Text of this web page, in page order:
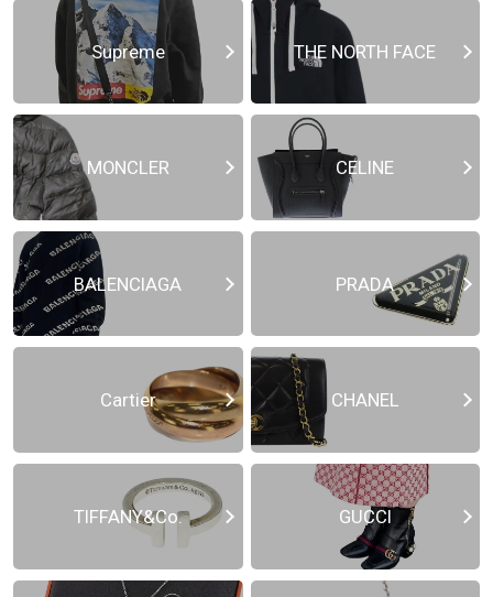
Supreme THE NORTH FACE
MONCLER CELINE
BALENCIAGA PRADA
Cartier CHANEL
TIFFANY&Co. GUCCI